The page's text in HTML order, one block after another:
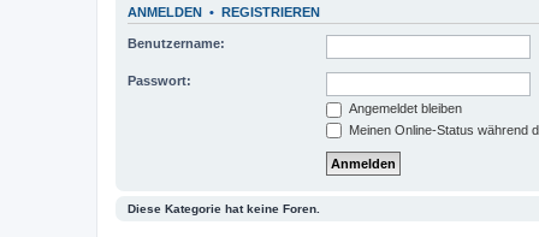
ANMELDEN • REGISTRIEREN
Benutzername:
Passwort:
Angemeldet bleiben
Meinen Online-Status während
Diese Kategorie hat keine Foren.